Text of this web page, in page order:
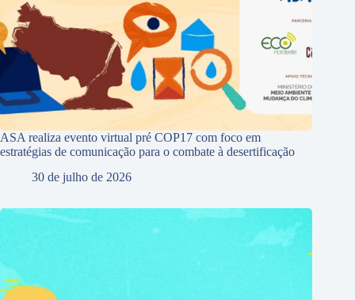
ASA realiza evento virtual pré COP17 com foco em
estratégias de comunicação para o combate à desertificação
30 de julho de 2026